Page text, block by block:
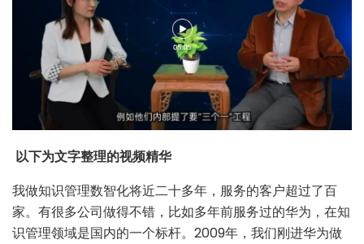
以下为文字整理的视频精华
我做知识管理数智化将近二十多年，服务的客户超过了百
家。有很多公司做得不错，比如多年前服务过的华为，在知
识管理领域是国内的一个标杆。2009年，我们刚进华为做